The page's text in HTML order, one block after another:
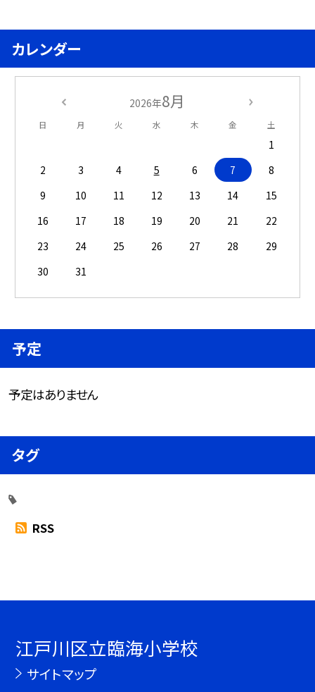
カレンダー
2026年8月
日 月 火 水 木 金 土
1
2
3 4 5 6 7
8
9
10 11 12 13 14
15
16
17 18 19 20 21
22
23
24 25 26 27 28
29
30
31
予定
予定はありません
タグ
RSS
江戸川区立臨海小学校
サイトマップ